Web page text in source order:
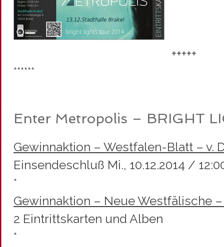
+++++
******
Enter Metropolis – BRIGHT
Gewinnaktion – Westfalen-Blatt – v.
Einsendeschluß Mi., 10.12.2014 /
*
Gewinnaktion – Neue Westfälische –
2 Eintrittskarten und Alben
*